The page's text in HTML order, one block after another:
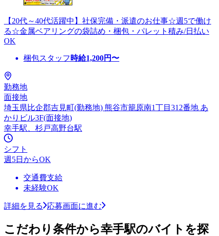
【20代～40代活躍中】社保完備・派遣のお仕事☆週5で働け
る☆金属ベアリングの袋詰め・梱包・パレット積み/日払い
OK
梱包スタッフ 時給1,200円〜
勤務地
面接地
埼玉県比企郡吉見町(勤務地) 熊谷市籠原南1丁目312番地 あ
かりビル3F(面接地)
幸手駅、杉戸高野台駅
シフト
週5日からOK
交通費支給
未経験OK
詳細を見る 応募画面に進む
こだわり条件から幸手駅のバイトを探